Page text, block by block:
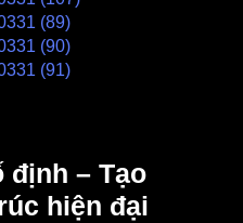
định – Tạo
hiện đại